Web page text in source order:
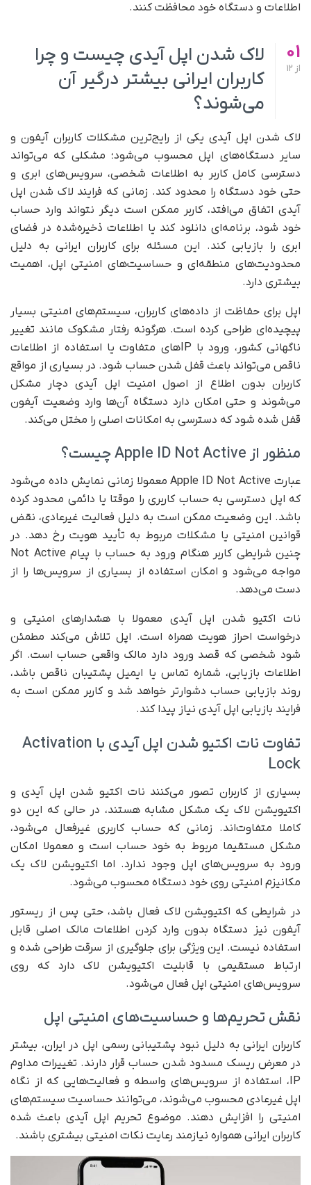
اطلاعات و دستگاه خود محافظت کنند.
01
از
لاک شدن اپل آیدی چیست و چرا
کاربران ایرانی بیشتر درگیر آن
می‌شوند؟
لاک شدن اپل آیدی یکی از رایج‌ترین مشکلات کاربران آیفون و
سایر دستگاه‌های اپل محسوب می‌شود؛ مشکلی که می‌تواند
دسترسی کامل کاربر به اطلاعات شخصی، سرویس‌های ابری و
حتی خود دستگاه را محدود کند. زمانی که فرایند لاک شدن اپل
آیدی اتفاق می‌افتد، کاربر ممکن است دیگر نتواند وارد حساب
خود شود، برنامه‌ای دانلود کند یا اطلاعات ذخیره‌شده در فضای
ابری را بازیابی کند. این مسئله برای کاربران ایرانی به دلیل
محدودیت‌های منطقه‌ای و حساسیت‌های امنیتی اپل، اهمیت
بیشتری دارد.
اپل برای حفاظت از داده‌های کاربران، سیستم‌های امنیتی بسیار
پیچیده‌ای طراحی کرده است. هرگونه رفتار مشکوک مانند تغییر
ناگهانی کشور، ورود با IPهای متفاوت یا استفاده از اطلاعات
ناقص می‌تواند باعث قفل شدن حساب شود. در بسیاری از مواقع
کاربران بدون اطلاع از اصول امنیت اپل آیدی دچار مشکل
می‌شوند و حتی امکان دارد دستگاه آن‌ها وارد وضعیت آیفون
قفل شده شود که دسترسی به امکانات اصلی را مختل می‌کند.
منظور از Apple ID Not Active چیست؟
عبارت Apple ID Not Active معمولا زمانی نمایش داده می‌شود
که اپل دسترسی به حساب کاربری را موقتا یا دائمی محدود کرده
باشد. این وضعیت ممکن است به دلیل فعالیت غیرعادی، نقض
قوانین امنیتی یا مشکلات مربوط به تأیید هویت رخ دهد. در
چنین شرایطی کاربر هنگام ورود به حساب با پیام Not Active
مواجه می‌شود و امکان استفاده از بسیاری از سرویس‌ها را از
دست می‌دهد.
نات اکتیو شدن اپل آیدی معمولا با هشدارهای امنیتی و
درخواست احراز هویت همراه است. اپل تلاش می‌کند مطمئن
شود شخصی که قصد ورود دارد مالک واقعی حساب است. اگر
اطلاعات بازیابی، شماره تماس یا ایمیل پشتیبان ناقص باشد،
روند بازیابی حساب دشوارتر خواهد شد و کاربر ممکن است به
فرایند بازیابی اپل آیدی نیاز پیدا کند.
تفاوت نات اکتیو شدن اپل آیدی با Activation
Lock
بسیاری از کاربران تصور می‌کنند نات اکتیو شدن اپل آیدی و
اکتیویشن لاک یک مشکل مشابه هستند، در حالی که این دو
کاملا متفاوت‌اند. زمانی که حساب کاربری غیرفعال می‌شود،
مشکل مستقیما مربوط به خود حساب است و معمولا امکان
ورود به سرویس‌های اپل وجود ندارد. اما اکتیویشن لاک یک
مکانیزم امنیتی روی خود دستگاه محسوب می‌شود.
در شرایطی که اکتیویشن لاک فعال باشد، حتی پس از ریستور
آیفون نیز دستگاه بدون وارد کردن اطلاعات مالک اصلی قابل
استفاده نیست. این ویژگی برای جلوگیری از سرقت طراحی شده و
ارتباط مستقیمی با قابلیت اکتیویشن لاک دارد که روی
سرویس‌های امنیتی اپل فعال می‌شود.
نقش تحریم‌ها و حساسیت‌های امنیتی اپل
کاربران ایرانی به دلیل نبود پشتیبانی رسمی اپل در ایران، بیشتر
در معرض ریسک مسدود شدن حساب قرار دارند. تغییرات مداوم
IP، استفاده از سرویس‌های واسطه و فعالیت‌هایی که از نگاه
اپل غیرعادی محسوب می‌شوند، می‌توانند حساسیت سیستم‌های
امنیتی را افزایش دهند. موضوع تحریم اپل آیدی باعث شده
کاربران ایرانی همواره نیازمند رعایت نکات امنیتی بیشتری باشند.